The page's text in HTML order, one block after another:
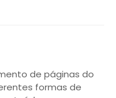
de páginas do
formas de